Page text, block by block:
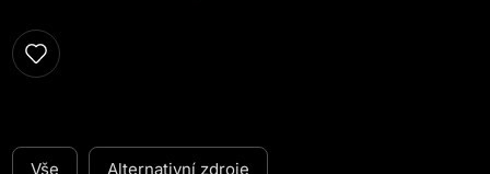
Vše Alternativní zdroje